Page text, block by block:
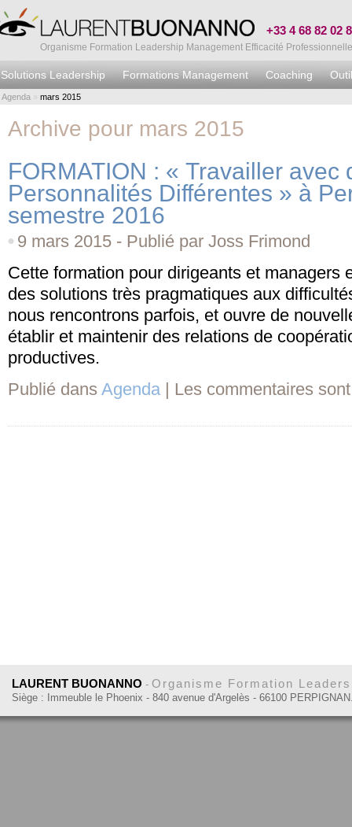
+33 4 68 82 02
Organisme Formation Leadership Management Efficacité Professionnelle
Solutions Leadership Formations Management Coaching
Agenda » mars 2015
Archive pour mars 2015
FORMATION : « Travailler avec
Personnalités Différentes » à
semestre 2016
9 mars 2015 - Publié par Joss Frimond
Cette formation pour dirigeants et managers
des solutions très pragmatiques aux
nous rencontrons parfois, et ouvre de
établir et maintenir des relations de
productives.
Publié dans Agenda | Les commentaires
LAURENT BUONANNO - Organisme Formation
Siège : Immeuble le Phoenix - 840 avenue d'Argelès - 66100